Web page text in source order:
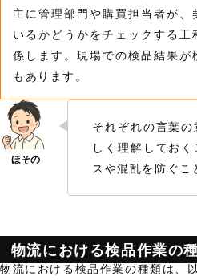
主に管理部門や購買担当者が
いるかどうかをチェックする
係します。現場での検品結果が
もあります。
それぞれの言葉
しく理解してお
スや混乱を防ぐこ
物流における検品作業の
物流における検品作業の種類は、